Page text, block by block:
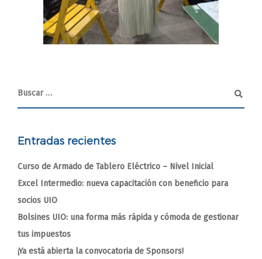
Entradas recientes
Curso de Armado de Tablero Eléctrico – Nivel Inicial
Excel Intermedio: nueva capacitación con beneficio para
socios UIO
Bolsines UIO: una forma más rápida y cómoda de gestionar
tus impuestos
¡Ya está abierta la convocatoria de Sponsors!